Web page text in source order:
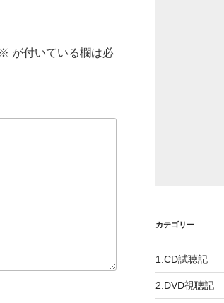
※ が付いている欄は必
カテゴリー
1.CD試聴記
2.DVD視聴記